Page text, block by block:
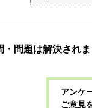
・問題は解決され
アンケ
ご意見